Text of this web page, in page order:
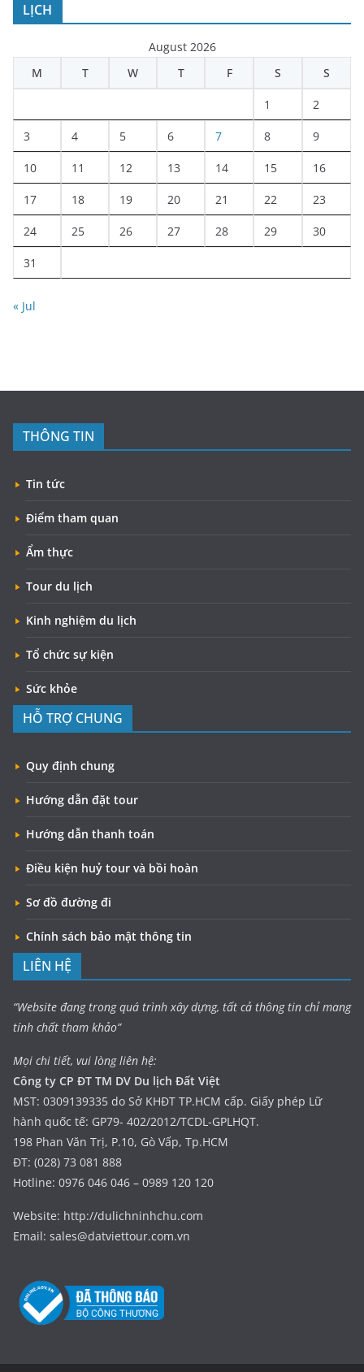
LỊCH
August 2026
M
T W T F S S
1 2
3 4 5 6 7 8 9
10 11 12 13 14 15 16
17 18 19 20 21 22 23
24 25 26 27 28 29 30
31
« Jul
THÔNG TIN
Tin tức
Điểm tham quan
Ẩm thực
Tour du lịch
Kinh nghiệm du lịch
Tổ chức sự kiện
Sức khỏe
HỖ TRỢ CHUNG
Quy định chung
Hướng dẫn đặt tour
Hướng dẫn thanh toán
Điều kiện huỷ tour và bồi hoàn
Sơ đồ đường đi
Chính sách bảo mật thông tin
LIÊN HỆ
“Website đang trong quá trình xây dựng, tất cả thông tin chỉ mang
tính chất tham khảo”
Mọi chi tiết, vui lòng liên hệ:
Công ty CP ĐT TM DV Du lịch Đất Việt
MST: 0309139335 do Sở KHĐT TP.HCM cấp. Giấy phép Lữ
hành quốc tế: GP79- 402/2012/TCDL-GPLHQT.
198 Phan Văn Trị, P.10, Gò Vấp, Tp.HCM
ĐT: (028) 73 081 888
Hotline: 0976 046 046 – 0989 120 120
Website: http://dulichninhchu.com
Email: sales@datviettour.com.vn